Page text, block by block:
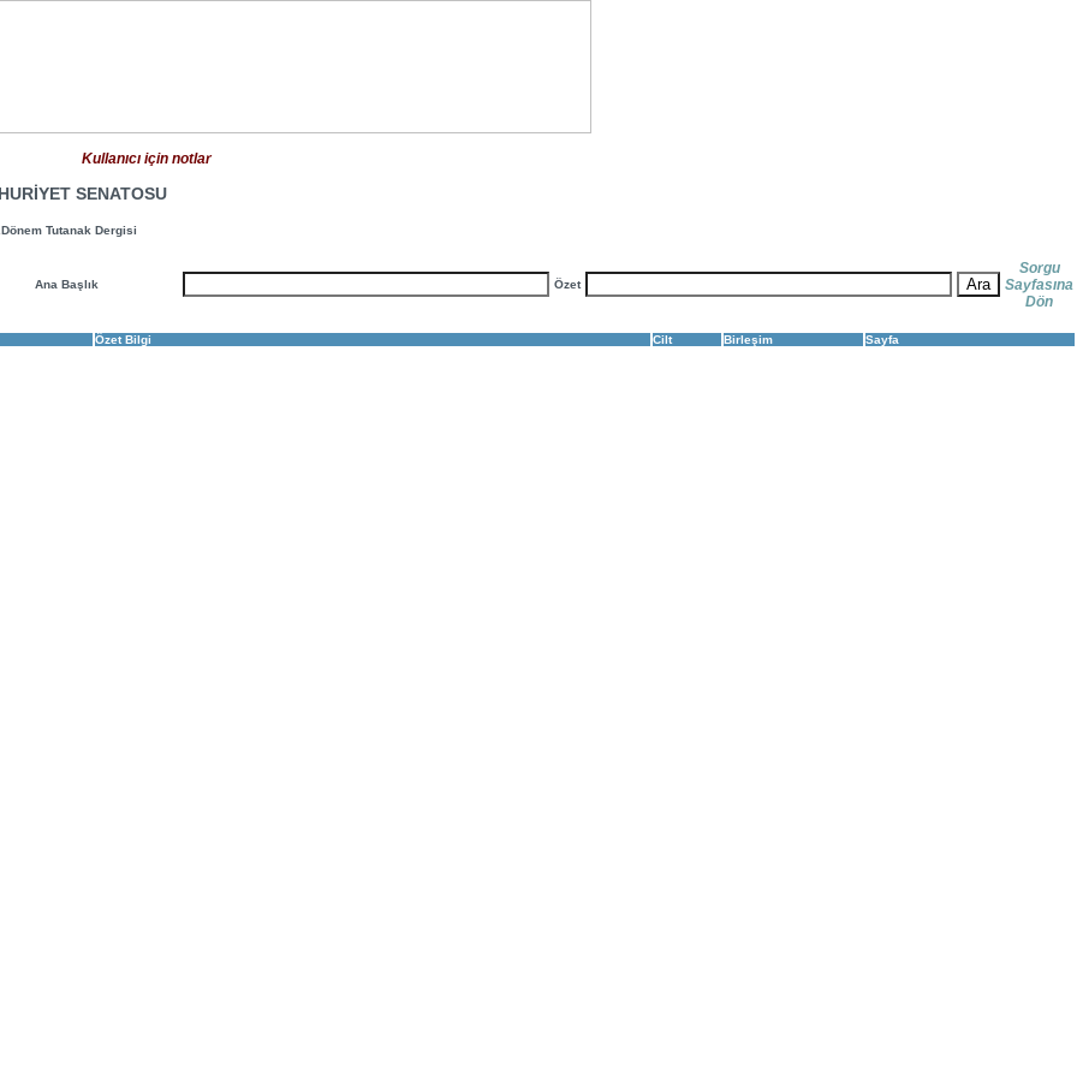
Kullanıcı için notlar
SENATOSU
Tutanak Dergisi
Ana Başlık Özet
Sorgu
Sayfasına
Dön
Özet Bilgi Cilt Birleşim Sayfa